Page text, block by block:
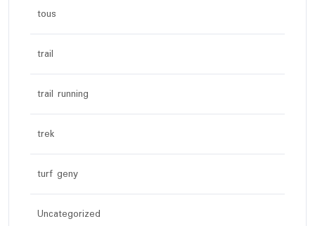
tous
trail
trail running
trek
turf geny
Uncategorized